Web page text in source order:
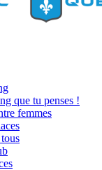
que tu penses !
femmes